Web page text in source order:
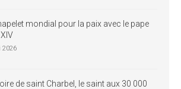
mondial pour la paix avec le pape
2026
de saint Charbel, le saint aux 30 000